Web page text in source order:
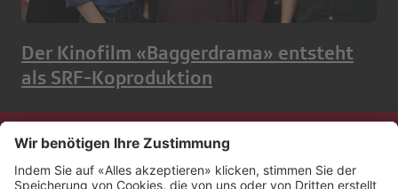
Der Kinofilm «Baggerdrama» entsteht
als SRF-Koproduktion
Kontakt